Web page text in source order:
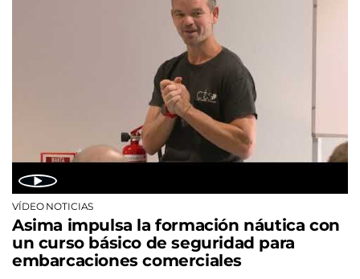
VÍDEO NOTICIAS
Asima impulsa la formación náutica con
un curso básico de seguridad para
embarcaciones comerciales